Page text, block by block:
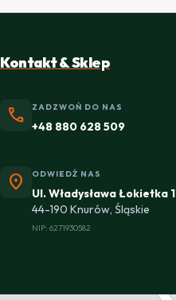
Kontakt & Sklep
phone ZADZWOŃ DO NAS
+48 880 628 509
location_on ODWIEDŹ NAS
Ul. Władysława Łokietka 1
44-190 Knurów, Śląskie
NIP: 6271930582